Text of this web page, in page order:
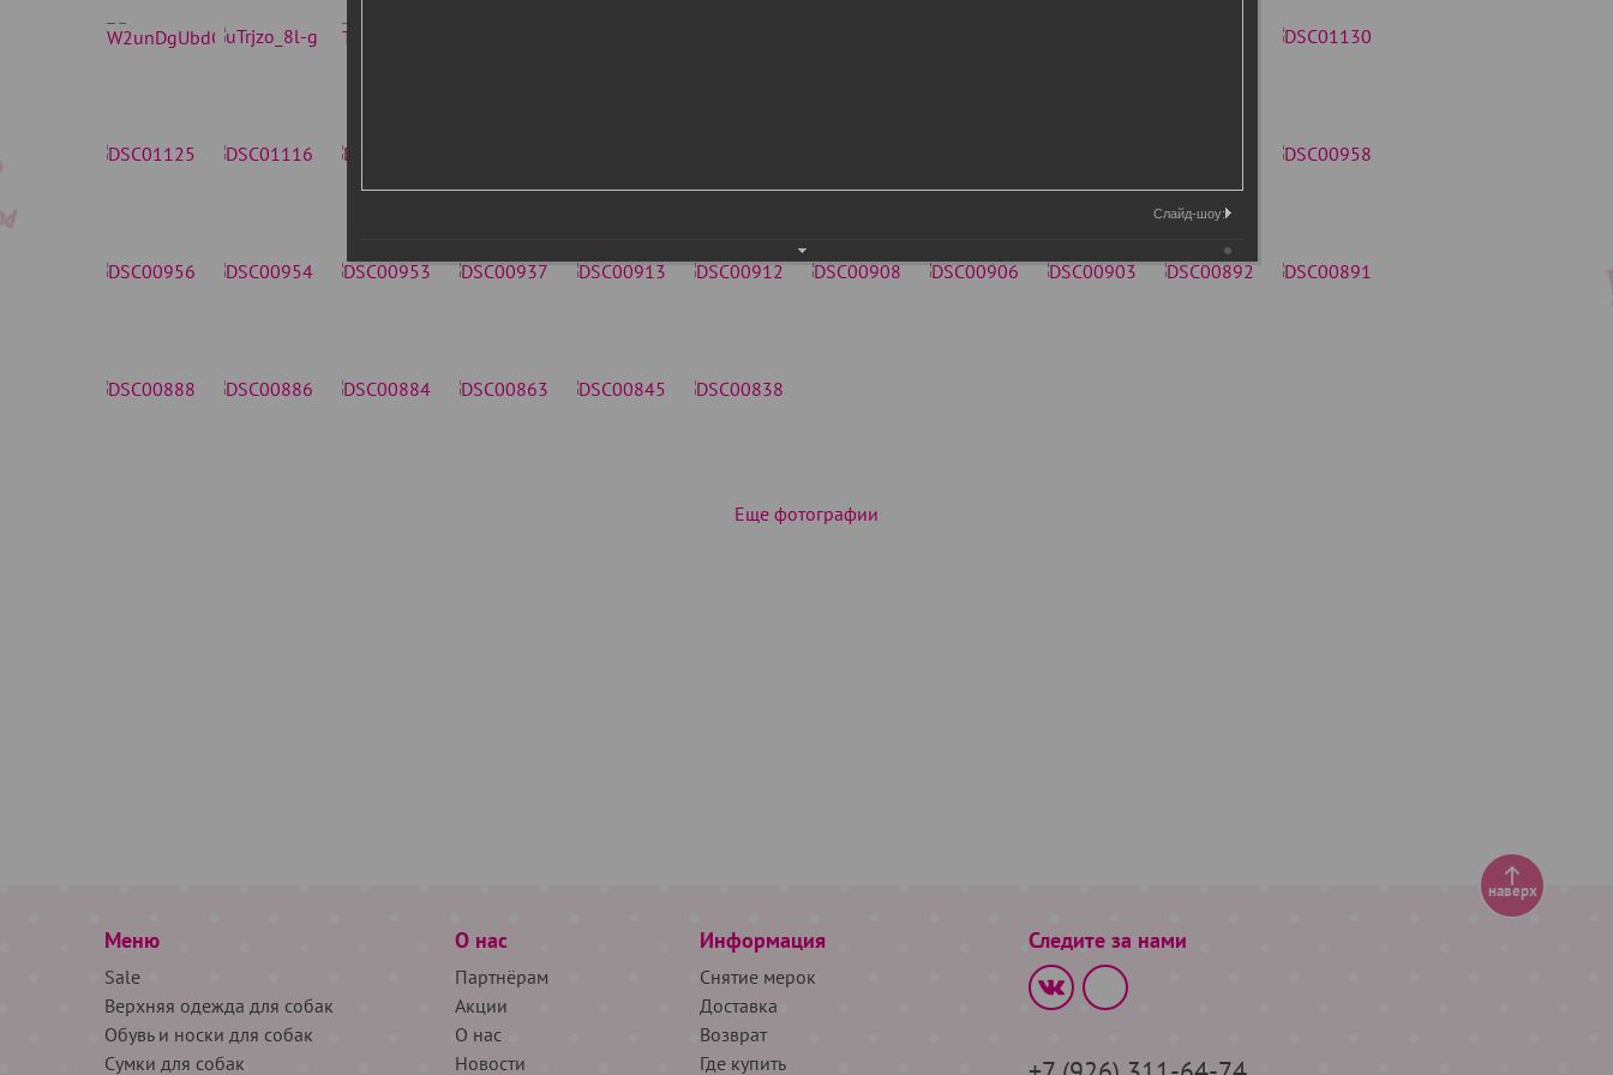
Еще фотографии
Меню
Sale
Верхняя одежда для собак
Обувь и носки для собак
Сумки для собак
О нас
Партнёрам
Акции
О нас
Новости
Информация
Снятие мерок
Доставка
Возврат
Где купить
Следите за нами
наверх
Слайд-шоу: